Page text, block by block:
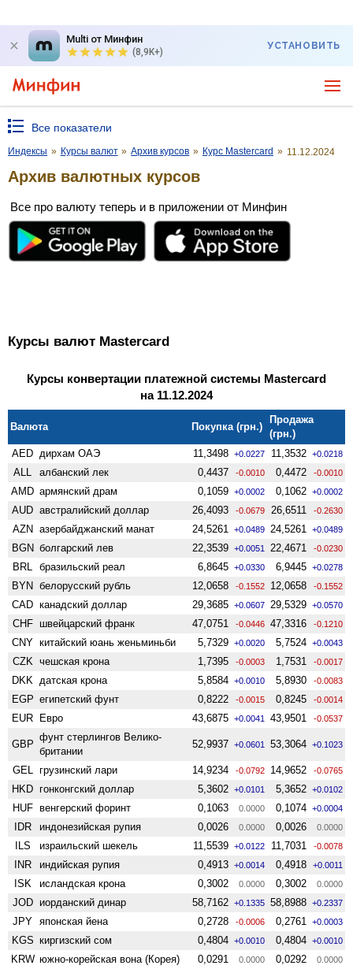
Multi от Минфин
(8,9K+)
УСТАНОВИТЬ
Все показатели
Индексы » Курсы валют » Архив курсов » Курс Mastercard » 11.12.2024
Архив валютных курсов
Все про валюту теперь и в приложении от Минфин
Курсы валют Mastercard
Курсы конвертации платежной системы Mastercard
на 11.12.2024
Валюта Покупка (грн.)
Продажа
(грн.)
AED дирхам ОАЭ 11,3498 +0.0227 11,3532 +0.0218
ALL албанский лек 0,4437 -0.0010 0,4472 -0.0010
AMD армянский драм 0,1059 +0.0002 0,1062 +0.0002
AUD австралийский доллар 26,4093 -0.0679 26,6511 -0.2630
AZN азербайджанский манат 24,5261 +0.0489 24,5261 +0.0489
BGN болгарский лев 22,3539 +0.0051 22,4671 -0.0230
BRL бразильский реал 6,8645 +0.0330 6,9445 +0.0278
BYN белорусский рубль 12,0658 -0.1552 12,0658 -0.1552
CAD канадский доллар 29,3685 +0.0607 29,5329 +0.0570
CHF швейцарский франк 47,0751 -0.0446 47,3316 -0.1210
CNY китайский юань женьминьби 5,7329 +0.0020 5,7524 +0.0043
CZK чешская крона 1,7395 -0.0003 1,7531 -0.0017
DKK датская крона 5,8584 +0.0010 5,8930 -0.0083
EGP египетский фунт 0,8222 -0.0015 0,8245 -0.0014
EUR Евро 43,6875 +0.0041 43,9501 -0.0537
GBP
фунт стерлингов Велико­
британии
52,9937 +0.0601 53,3064 +0.1023
GEL грузинский лари 14,9234 -0.0792 14,9652 -0.0765
HKD гонконгский доллар 5,3602 +0.0101 5,3652 +0.0102
HUF венгерский форинт 0,1063 0.0000 0,1074 +0.0004
IDR индонезийская рупия 0,0026 0.0000 0,0026 0.0000
ILS израильский шекель 11,5539 +0.0122 11,7031 -0.0078
INR индийская рупия 0,4913 +0.0014 0,4918 +0.0011
ISK исландская крона 0,3002 0.0000 0,3002 0.0000
JOD иорданский динар 58,7162 +0.1335 58,8988 +0.2337
JPY японская йена 0,2728 -0.0006 0,2761 +0.0003
KGS киргизский сом 0,4804 +0.0010 0,4804 +0.0010
KRW южно-корейская вона (Корея) 0,0291 0.0000 0,0292 0.0000